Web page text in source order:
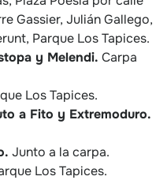
Gassier, Julián Gallego,
Parque Los Tapices.
y Melendi. Carpa
Los Tapices.
a Fito y Extremoduro.
Junto a la carpa.
Los Tapices.